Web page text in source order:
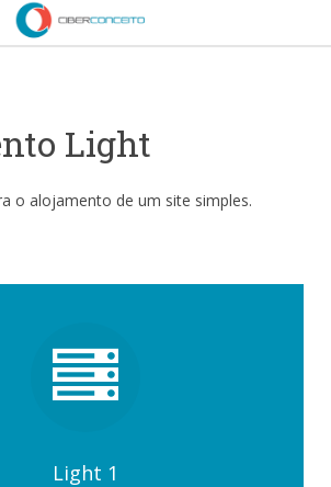
Light
o alojamento de um site simples.
Light 1